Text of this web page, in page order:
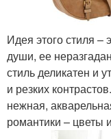
Идея этого стиля –
души, ее
стиль деликатен и
и резких
нежная,
романтики – цветы